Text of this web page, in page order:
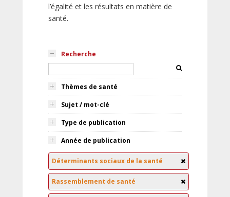
l’égalité et les résultats en matière de
santé.
Recherche
Thèmes de santé
Sujet / mot-clé
Type de publication
Année de publication
Déterminants sociaux de la santé
Rassemblement de santé